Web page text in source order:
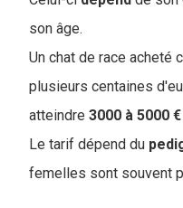
son âge.
Un chat de race acheté
plusieurs centaines
atteindre 3000 à 5000 €
Le tarif dépend du
femelles sont souvent